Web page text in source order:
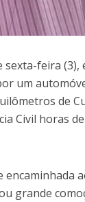
feira (3),
um
de
Civil horas
encaminhada
grande